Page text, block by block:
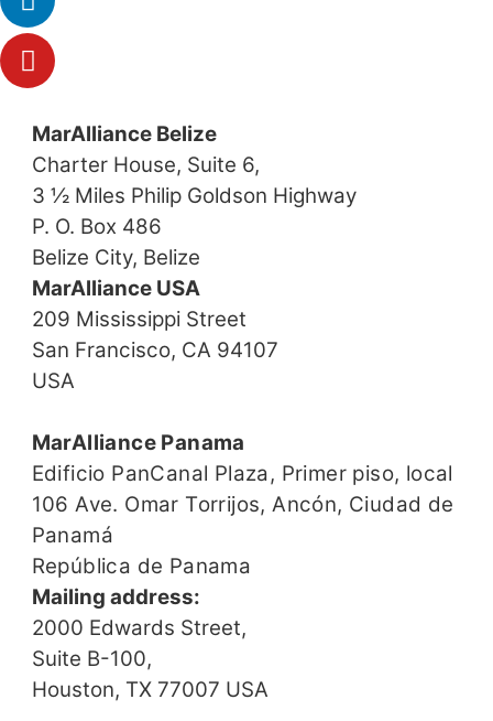
MarAlliance Belize
Charter House, Suite 6,
3 ½ Miles Philip Goldson Highway
P. O. Box 486
Belize City, Belize
MarAlliance USA
209 Mississippi Street
San Francisco, CA 94107
USA
MarAlliance Panama
Edificio PanCanal Plaza, Primer piso, local
106 Ave. Omar Torrijos,Ancón, Ciudad de
Panamá
República de Panama
Mailing address:
2000 Edwards Street,
Suite B-100,
Houston, TX 77007 USA